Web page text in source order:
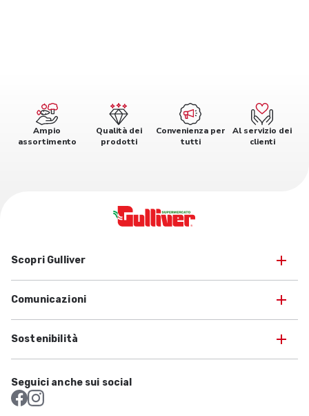
Ampio
assortimento
Qualità dei
prodotti
Convenienza per
tutti
Al servizio dei
clienti
Scopri Gulliver
Comunicazioni
Sostenibilità
Seguici anche sui social